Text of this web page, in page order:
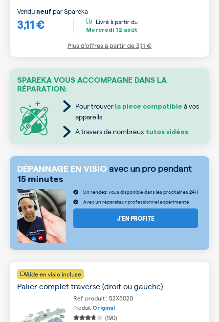
3,11 €
Vendu neuf parSpareka
Livré à partir du
Mercredi 12 août
Plus d’offres à partir de3,11 €
SPAREKA VOUS ACCOMPAGNE DANS LA
RÉPARATION:
Pour trouver la piece compatible à vos
appareils
A travers de nombreux tutos vidéos
DÉPANNAGE EN VISIO avec un pro pendant
15 minutes
Un rendez-vous disponible dans les prochaines 24H
Avec un réparateur professionnel expérimenté
J’EN PROFITE
Aide en visio incluse
Palier complet traverse (droit ou gauche)
Ref. produit : 52X5020
Produit Original
(190)